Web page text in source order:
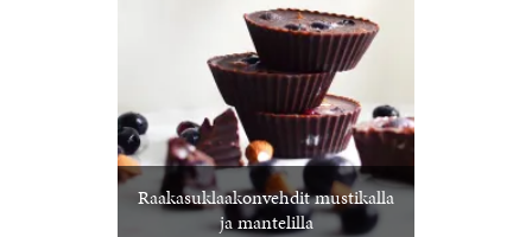
Raakasuklaakonvehdit mustikalla
ja mantelilla